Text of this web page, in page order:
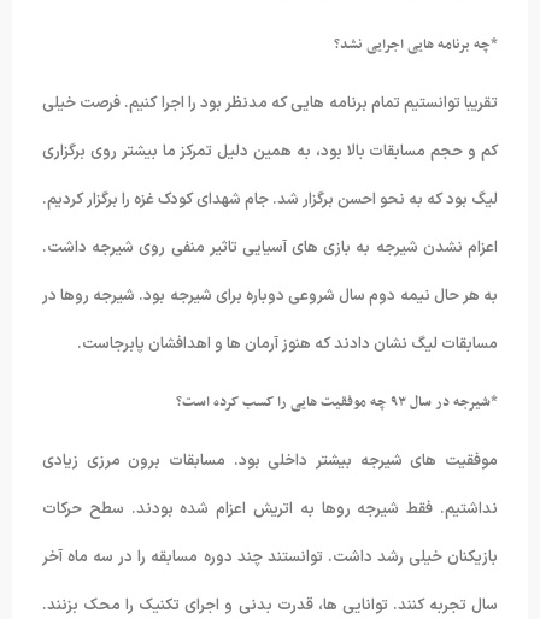
*چه برنامه هایی اجرایی نشد؟
تقریبا توانستیم تمام برنامه هایی که مدنظر بود را اجرا کنیم. فرصت خیلی
کم و حجم مسابقات بالا بود، به همین دلیل تمرکز ما بیشتر روی برگزاری
لیگ بود که به نحو احسن برگزار شد. جام شهدای کودک غزه را برگزار کردیم.
اعزام نشدن شیرجه به بازی های آسیایی تاثیر منفی روی شیرجه داشت.
به هر حال نیمه دوم سال شروعی دوباره برای شیرجه بود. شیرجه روها در
مسابقات لیگ نشان دادند که هنوز آرمان ها و اهدافشان پابرجاست.
*شیرجه در سال ۹۳ چه موفقیت هایی را کسب کرده است؟
موفقیت های شیرجه بیشتر داخلی بود. مسابقات برون مرزی زیادی
نداشتیم. فقط شیرجه روها به اتریش اعزام شده بودند. سطح حرکات
بازیکنان خیلی رشد داشت. توانستند چند دوره مسابقه را در سه ماه آخر
سال تجربه کنند. توانایی ها، قدرت بدنی و اجرای تکنیک را محک بزنند.